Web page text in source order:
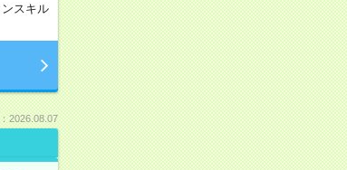
スキル
2026.08.07